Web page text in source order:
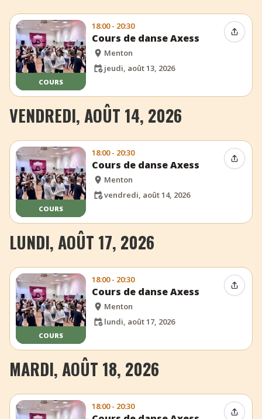
COURS
18:00 - 20:30
Cours de danse Axess
Menton
jeudi, août 13, 2026
VENDREDI, AOÛT 14, 2026
COURS
18:00 - 20:30
Cours de danse Axess
Menton
vendredi, août 14, 2026
LUNDI, AOÛT 17, 2026
COURS
18:00 - 20:30
Cours de danse Axess
Menton
lundi, août 17, 2026
MARDI, AOÛT 18, 2026
18:00 - 20:30